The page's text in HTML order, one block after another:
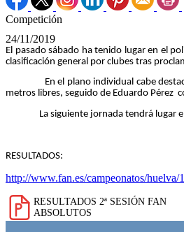
Competición
24/11/2019
El pasado sábado ha tenido lugar en el
clasificación general por clubes tras
En el plano individual cabe destacar la
metros libres, seguido de Eduardo Pérez
La siguiente jornada tendrá lugar el
RESULTADOS:
http://www.fan.es/campeonatos/
RESULTADOS 2ª SESIÓN FAN
ABSOLUTOS